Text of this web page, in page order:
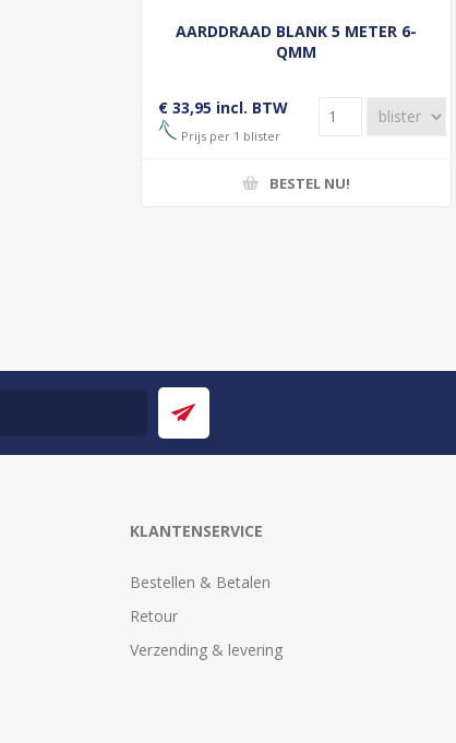
AARDDRAAD BLANK 5 METER 6-
QMM
€ 33,95 incl. BTW
Prijs per 1 blister
BESTEL NU!
KLANTENSERVICE
Bestellen & Betalen
Retour
Verzending & levering